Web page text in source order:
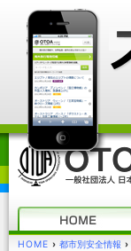
HOME › 都市別安全情報 ›